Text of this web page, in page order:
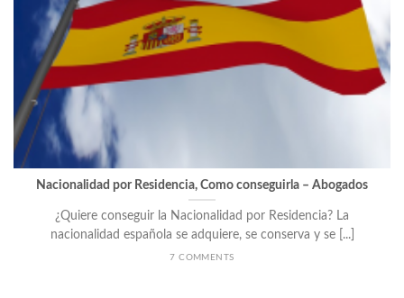
Nacionalidad por Residencia, Como conseguirla – Abogados
¿Quiere conseguir la Nacionalidad por Residencia? La
nacionalidad española se adquiere, se conserva y se [...]
7 COMMENTS